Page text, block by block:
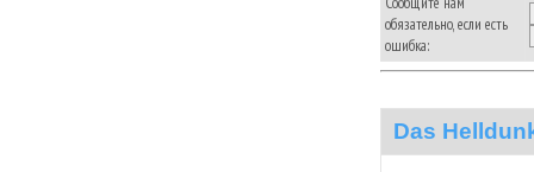
обязательно, если есть
ошибка:
Das